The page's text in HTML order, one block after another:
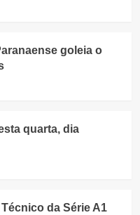
goleia o
quarta, dia
da Série A1